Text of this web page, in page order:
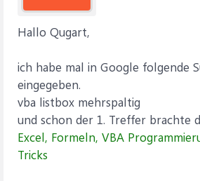
Hallo Qugart,
ich habe mal in Google folgende
eingegeben.
vba listbox mehrspaltig
und schon der 1. Treffer brachte
Excel, Formeln, VBA
Tricks